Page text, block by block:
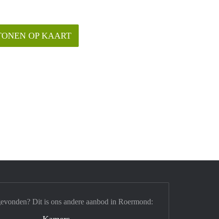
OP KAART
Dit is ons andere aanbod in Roermond: